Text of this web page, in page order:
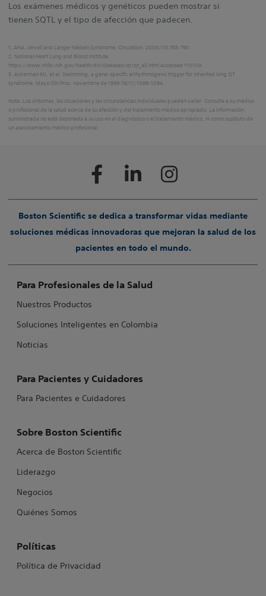
Los exámenes médicos y genéticos pueden mostrar si
tienen SQTL y el tipo de afección que padecen.
1. AHA. Jervell and Lange-Nielsen Syndrome. Circulation. 2006;113:783-790.
2. National Heart Lung and Blood Institute.
https://www.nhlbi.nih.gov/health/dci/Diseases/qt/qt_all.html Accessed 110109.
3. Ackerman MJ, et al. Swimming, a gene-specific arrhythmogenic trigger for inherited long QT
syndrome. Mayo Clin Proc. noviembre de 1999;74(11):1088-1094.
Nota: Los síntomas, las situaciones y las circunstancias individuales pueden variar. Consulte a su médico
o profesional de la salud acerca de su afección y del tratamiento médico apropiado. La información
suministrada no está destinada a su uso en el diagnóstico o el tratamiento médico, ni como sustituto de
un asesoramiento médico profesional.
Boston Scientific se dedica a transformar vidas mediante
soluciones médicas innovadoras que mejoran la salud de los
pacientes en todo el mundo.
Para Profesionales de la Salud
Nuestros Productos
Soluciones Inteligentes en Colombia
Noticias
Para Pacientes y Cuidadores
Para Pacientes e Cuidadores
Sobre Boston Scientific
Acerca de Boston Scientific
Liderazgo
Negocios
Quiénes Somos
Políticas
Política de Privacidad